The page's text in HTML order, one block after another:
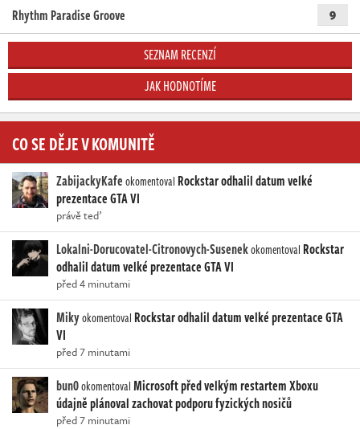
Rhythm Paradise Groove 9
SEZNAM RECENZÍ
JAK HODNOTÍME
CO SE DĚJE V KOMUNITĚ
ZabijackyKafeokomentoval Rockstar odhalil datum velké
prezentace GTA VI
právě teď
Lokalni-Dorucovatel-Citronovych-Susenekokomentoval Rockstar
odhalil datum velké prezentace GTA VI
před 4 minutami
Mikyokomentoval Rockstar odhalil datum velké prezentace GTA
VI
před 7 minutami
bun0okomentovalMicrosoft před velkým restartem Xboxu
údajně plánoval zachovat podporu fyzických nosičů
před 7 minutami